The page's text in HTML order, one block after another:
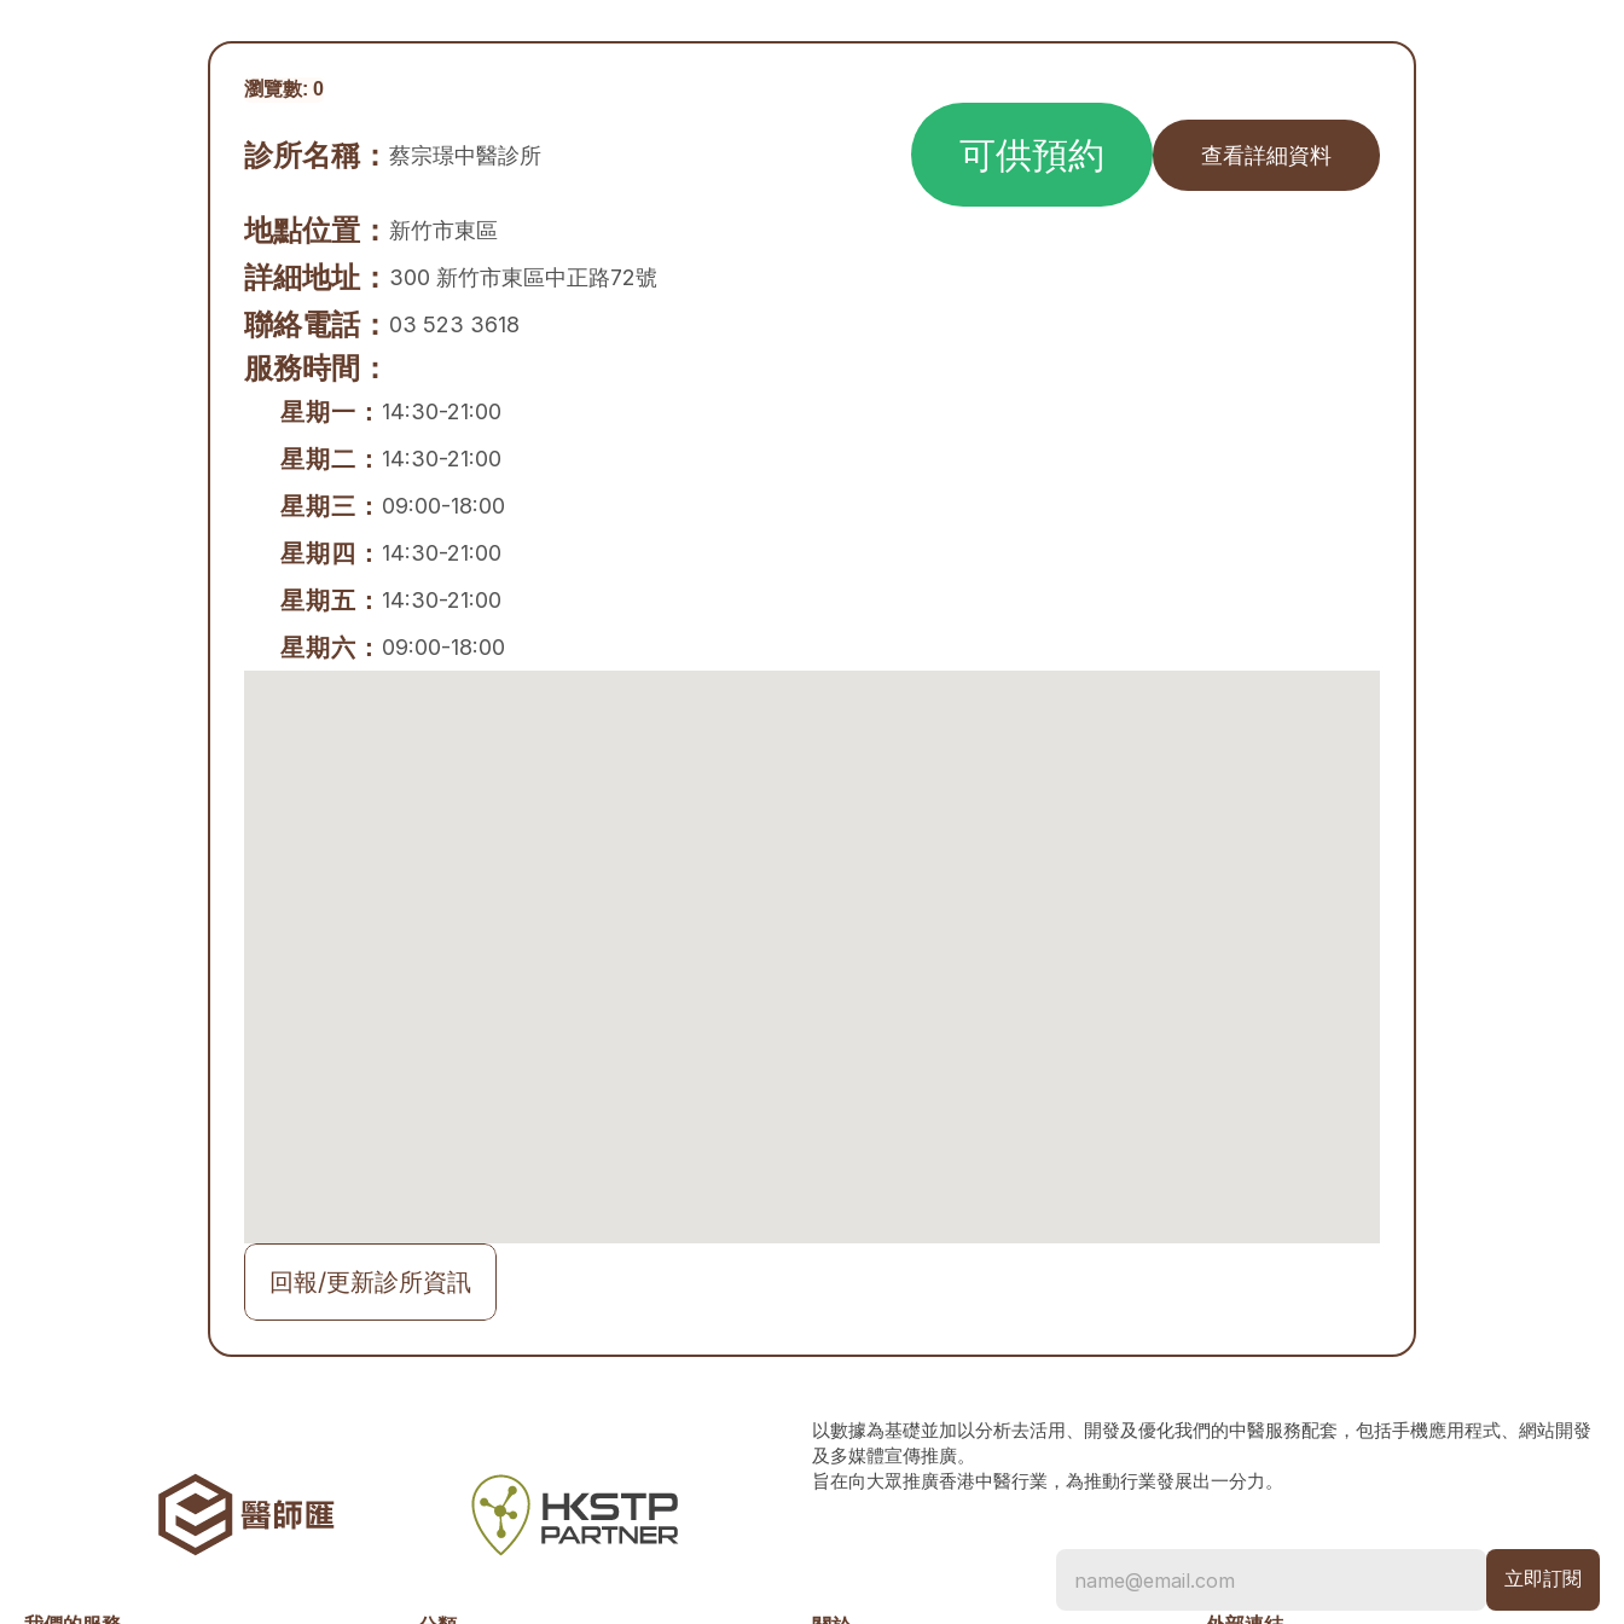
瀏覽數: 0
診所名稱： 蔡宗璟中醫診所 可供預約 查看詳細資料
地點位置： 新竹市東區
詳細地址： 300 新竹市東區中正路72號
聯絡電話： 03 523 3618
服務時間：
星期一： 14:30-21:00
星期二： 14:30-21:00
星期三： 09:00-18:00
星期四： 14:30-21:00
星期五： 14:30-21:00
星期六： 09:00-18:00
回報/更新診所資訊
以數據為基礎並加以分析去活用、開發及優化我們的中醫服務配套，包括手機應用程式、網站開發
及多媒體宣傳推廣。
旨在向大眾推廣香港中醫行業，為推動行業發展出一分力。